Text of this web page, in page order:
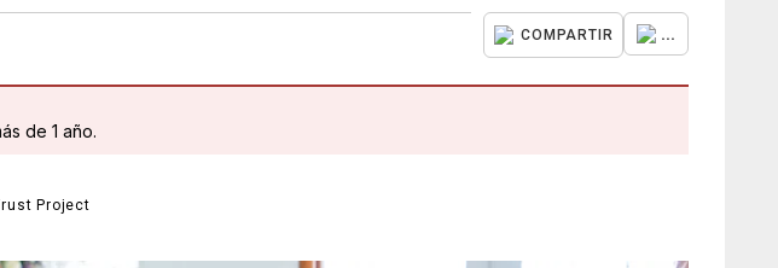
COMPARTIR ...
de 1 año.